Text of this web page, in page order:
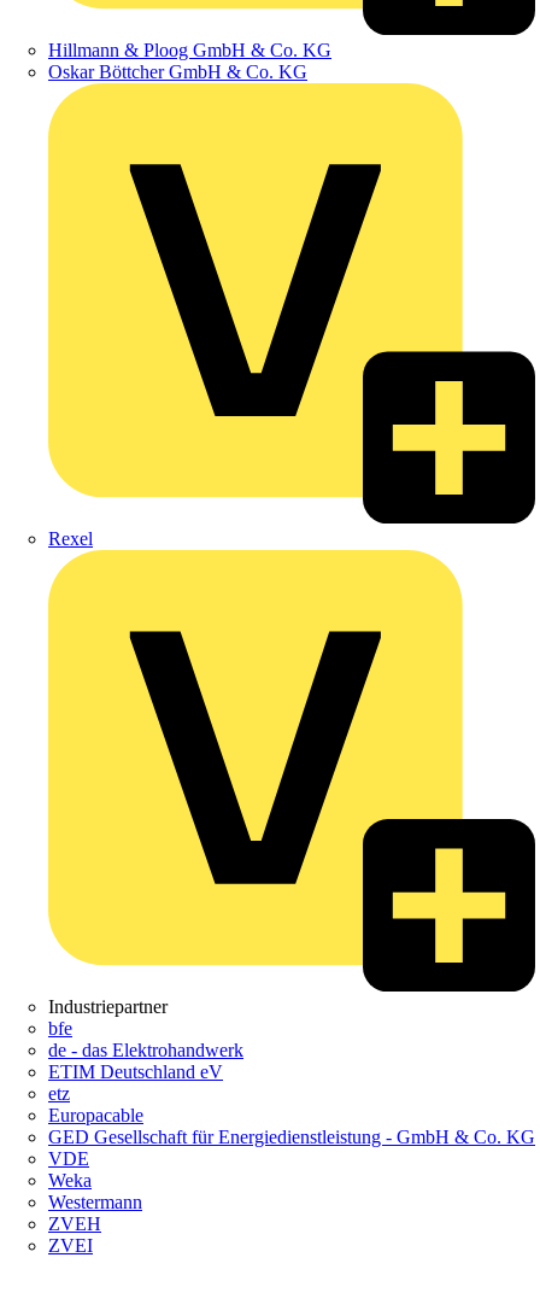
Hillmann & Ploog GmbH & Co. KG
Oskar Böttcher GmbH & Co. KG
Rexel
Industriepartner
bfe
de - das Elektrohandwerk
ETIM Deutschland eV
etz
Europacable
GED Gesellschaft für Energiedienstleistung - GmbH & Co. KG
VDE
Weka
Westermann
ZVEH
ZVEI